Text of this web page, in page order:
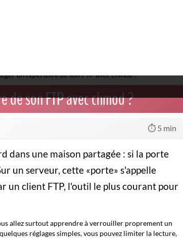
un répertoire de son FTP avec chmod ?
son FTP avec chmod ?
⏱️ 5 min
dans une maison partagée : si la porte
un serveur, cette «porte» s'appelle
un client FTP, l'outil le plus courant pour
allez surtout apprendre à verrouiller proprement un
réglages simples, vous pouvez limiter la lecture,